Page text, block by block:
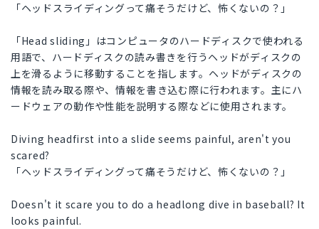
「ヘッドスライディングって痛そうだけど、怖くないの？」
「Head sliding」はコンピュータのハードディスクで使われる
用語で、ハードディスクの読み書きを行うヘッドがディスクの
上を滑るように移動することを指します。ヘッドがディスクの
情報を読み取る際や、情報を書き込む際に行われます。主にハ
ードウェアの動作や性能を説明する際などに使用されます。
Diving headfirst into a slide seems painful, aren't you
scared?
「ヘッドスライディングって痛そうだけど、怖くないの？」
Doesn't it scare you to do a headlong dive in baseball? It
looks painful.